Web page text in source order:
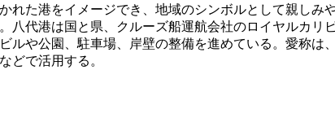
れた港をイメージでき、地域のシンボルとして親しみ
八代港は国と県、クルーズ船運航会社のロイヤルカリ
ルや公園、駐車場、岸壁の整備を進めている。愛称は
どで活用する。